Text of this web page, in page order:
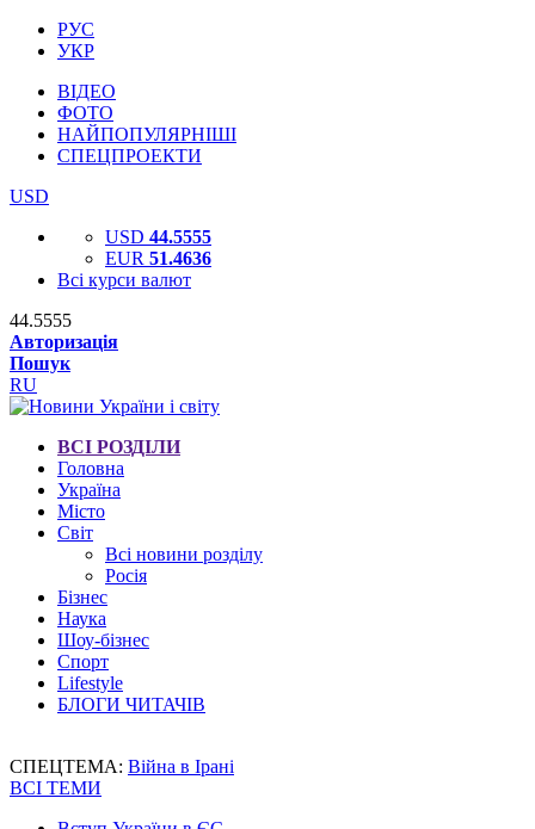
РУС
УКР
ВІДЕО
ФОТО
НАЙПОПУЛЯРНІШІ
СПЕЦПРОЕКТИ
USD
USD 44.5555
EUR 51.4636
Всі курси валют
44.5555
Авторизація
Пошук
RU
ВСІ РОЗДІЛИ
Головна
Україна
Місто
Світ
Всі новини розділу
Росія
Бізнес
Наука
Шоу-бізнес
Спорт
Lifestyle
БЛОГИ ЧИТАЧІВ
СПЕЦТЕМА: Війна в Ірані
ВСІ ТЕМИ